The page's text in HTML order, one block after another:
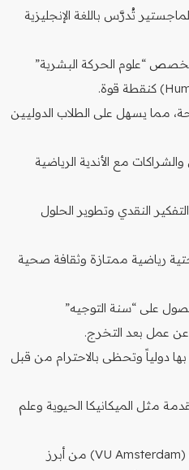
تُدرَّس باللغة الإنجليزية
“علوم الحركة البشرية”
مما يسهل على الطلاب الدوليين
مع الأندية الرياضية
النقدي وتطوير الحلول
رياضية ممتازة وثقافة صحية
على “سنة التوجيه”
دولياً وتحظى بالاحترام من قبل
مثل الميكانيكا الحيوية وعلم
الحرة (VU Amsterdam) من أبرز